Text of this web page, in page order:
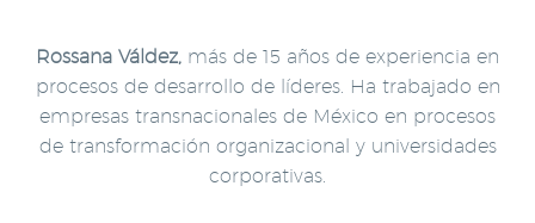
Rossana Váldez, más de 15 años de experiencia en
procesos de desarrollo de líderes. Ha trabajado en
empresas transnacionales de México en procesos
de transformación organizacional y universidades
corporativas.